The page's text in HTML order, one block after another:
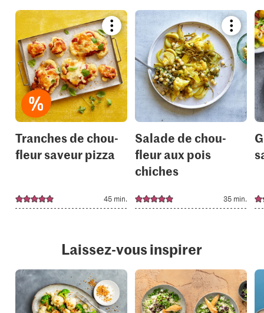
Bookmark
recipe
or
add
it
to
your
collections.
Tranches de chou-
fleur saveur pizza
45 min.
recipe
or
add
it
to
your
Salade de chou-
fleur aux pois
chiches
35 min.
Laissez-vous inspirer